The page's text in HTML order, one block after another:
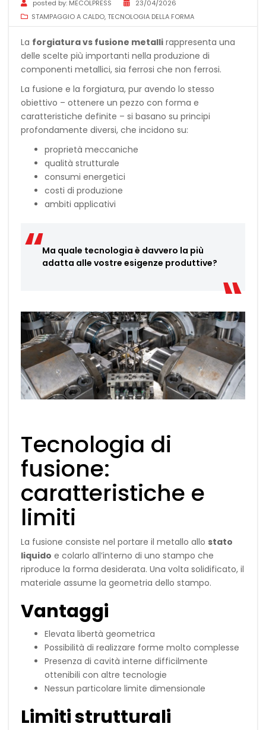
posted by: MECOLPRESS
23/04/2026
STAMPAGGIO A CALDO,TECNOLOGIA DELLA FORMA
La forgiatura vs fusione metalli rappresenta una
delle scelte più importanti nella produzione di
componenti metallici, sia ferrosi che non ferrosi.
La fusione e la forgiatura, pur avendo lo stesso
obiettivo – ottenere un pezzo con forma e
caratteristiche definite – si basano su principi
profondamente diversi, che incidono su:
proprietà meccaniche
qualità strutturale
consumi energetici
costi di produzione
ambiti applicativi
Ma quale tecnologia è davvero la più
adatta alle vostre esigenze produttive?
Tecnologia di
fusione:
caratteristiche e
limiti
La fusione consiste nel portare il metallo allo stato
liquido e colarlo all’interno di uno stampo che
riproduce la forma desiderata. Una volta solidificato, il
materiale assume la geometria dello stampo.
Vantaggi
Elevata libertà geometrica
Possibilità di realizzare forme molto complesse
Presenza di cavità interne difficilmente
ottenibili con altre tecnologie
Nessun particolare limite dimensionale
Limiti strutturali